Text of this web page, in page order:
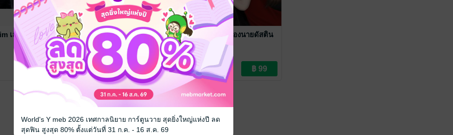
เลขาคนนี้ผม
Love Hack เด็กเนิร์ดร้ายล้
วงหัวใจ
จอมบงการ
นิยายโรมานซ์
2 Rating
PR สุดท้ายของนายดัสติน
จอมบงการ
นิยายรัก
No Rating
หน้าที่ 1
World's Y meb 2026 เทศกาลนิยาย การ์ตูนวาย สุดยิ่งใหญ่แห่งปี ลด
สุดฟิน สูงสุด 80% ตั้งแต่วันที่ 31 ก.ค. - 16 ส.ค. 69